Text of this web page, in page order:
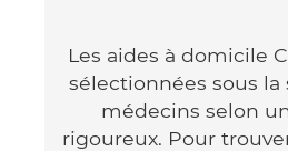
Les aides à domicile
sélectionnées sous la
médecins selon
rigoureux. Pour